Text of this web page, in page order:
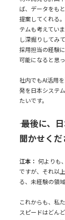
ば、データをも
提案してくれる
テムも考えてい
し深掘りしてみ
採用担当の経験
可能になると思っ
社内でもAI活用
発を日本システ
たいです。
―― 最後に
聞かせくだ
江本： 何よりも
ですが、それ以
る、未経験の領
これからも、私
スピードはどん